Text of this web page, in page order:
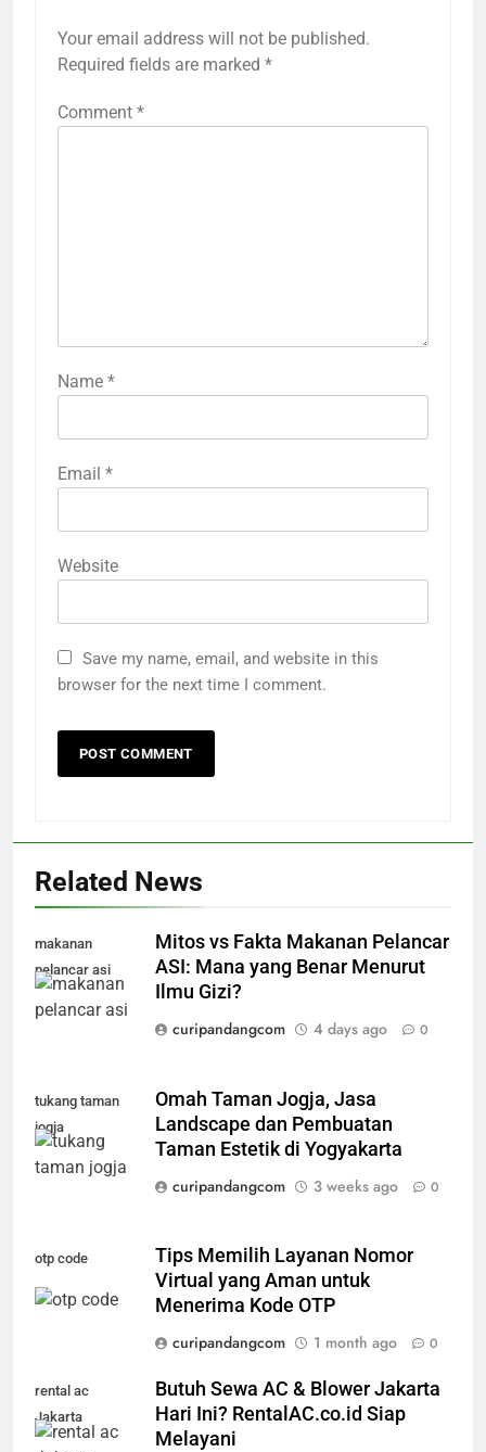
Your email address will not be published.
Required fields are marked *
Comment *
Name *
Email *
Website
Save my name, email, and website in this
browser for the next time I comment.
Related News
makanan
pelancar asi
Mitos vs Fakta Makanan Pelancar
ASI: Mana yang Benar Menurut
Ilmu Gizi?
curipandangcom
4 days ago 0
tukang taman
jogja
Omah Taman Jogja, Jasa
Landscape dan Pembuatan
Taman Estetik di Yogyakarta
curipandangcom
3 weeks ago 0
otp code
Tips Memilih Layanan Nomor
Virtual yang Aman untuk
Menerima Kode OTP
curipandangcom
1 month ago 0
rental ac
Jakarta
Butuh Sewa AC & Blower Jakarta
Hari Ini? RentalAC.co.id Siap
Melayani